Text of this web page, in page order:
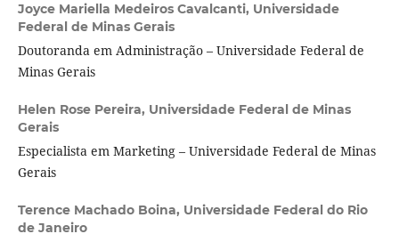
Joyce Mariella Medeiros Cavalcanti, Universidade
Federal de Minas Gerais
Doutoranda em Administração – Universidade Federal de
Minas Gerais
Helen Rose Pereira, Universidade Federal de Minas
Gerais
Especialista em Marketing – Universidade Federal de Minas
Gerais
Terence Machado Boina, Universidade Federal do Rio
de Janeiro